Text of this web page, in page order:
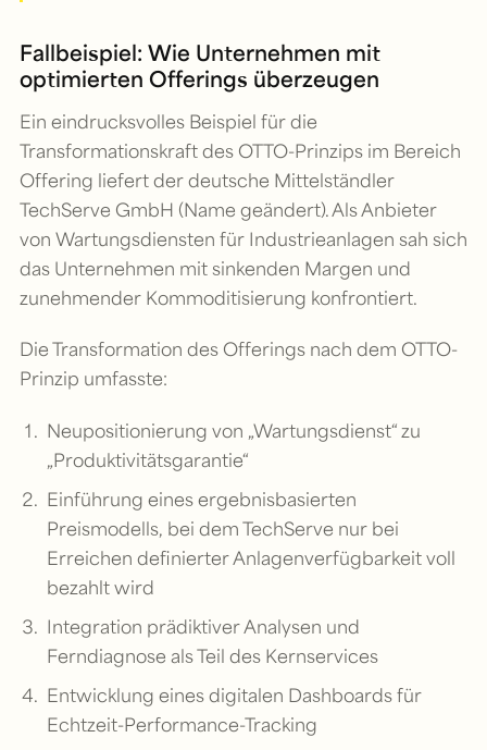
Fallbeispiel: Wie Unternehmen mit
optimierten Offerings überzeugen
Ein eindrucksvolles Beispiel für die
Transformationskraft des OTTO-Prinzips im Bereich
Offering liefert der deutsche Mittelständler
TechServe GmbH (Name geändert). Als Anbieter
von Wartungsdiensten für Industrieanlagen sah sich
das Unternehmen mit sinkenden Margen und
zunehmender Kommoditisierung konfrontiert.
Die Transformation des Offerings nach dem OTTO-
Prinzip umfasste:
Neupositionierung von „Wartungsdienst“ zu
„Produktivitätsgarantie“
Einführung eines ergebnisbasierten
Preismodells, bei dem TechServe nur bei
Erreichen definierter Anlagenverfügbarkeit voll
bezahlt wird
Integration prädiktiver Analysen und
Ferndiagnose als Teil des Kernservices
Entwicklung eines digitalen Dashboards für
Echtzeit-Performance-Tracking